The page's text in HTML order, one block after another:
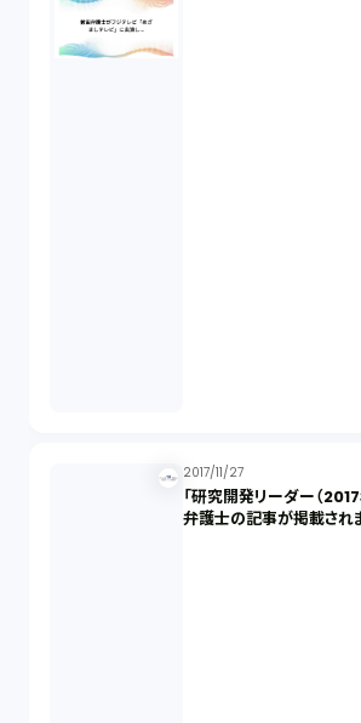
2017/11/27
「研究開発リーダー（
弁護士の記事が掲載され